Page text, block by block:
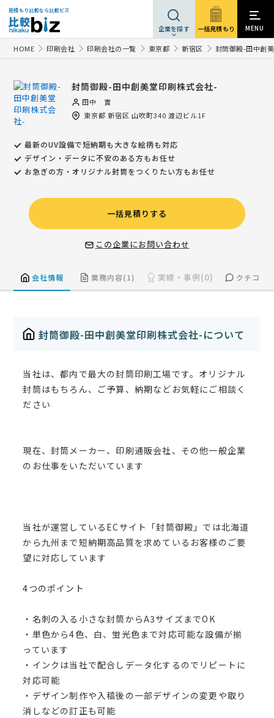
見積もり比較なら比較ビズ
企業を探す 一括見積もり MENU
HOME 印刷会社 印刷会社の一覧 東京都 新宿区 封筒御殿-田中創
封筒御殿-田中創美堂印刷株式会社-
田中 實
東京都 新宿区 山吹町340 渡辺ビル1F
最新のUV設備で短納期も大きな絵柄も対応
デザイン・データに不安のある方もお任せ
お急ぎの方・オリジナル封筒をつくりたい方もお任せ
一括見積りする
この企業にお問い合わせ
会社情報 業務内容(1) 実績・事例(0) クチコミ
封筒御殿-田中創美堂印刷株式会社-について
当社は、都内で最大の封筒印刷工場です。オリジナル
封筒はもちろん、ご予算、納期などお気軽にご相談く
ださい
現在、封筒メーカー、印刷通販会社、その他一般企業
のお仕事をいただいています
当社が運営しているECサイト「封筒御殿」では北海道
から九州まで短納期高品質を求めているお客様のご要
望に対応しています
4つのポイント
・名刺の入る小さな封筒からA3サイズまでOK
・単色から4色、白、蛍光色まで対応可能な設備が揃
っています
・インクは当社で配合しデータ化するのでリピートに
対応可能
・デザイン制作や入稿後の一部デザインの変更や取り
消しなどの訂正も可能